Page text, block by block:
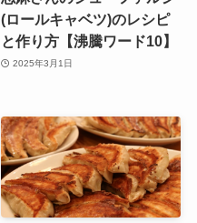
(ロールキャベツ)のレシピ
と作り方【沸騰ワード10】
2025年3月1日